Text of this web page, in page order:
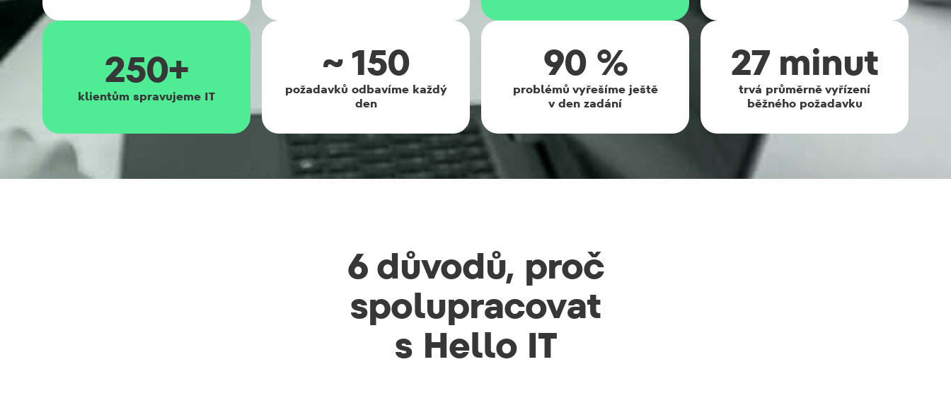
250+
klientům spravujeme IT
~ 150
požadavků odbavíme každý
den
90 %
problémů vyřešíme ještě
v den zadání
27 minut
trvá průměrně vyřízení
běžného požadavku
6 důvodů, proč
spolupracovat
s Hello IT